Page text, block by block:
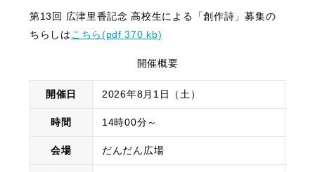
第13回 広津里香記念 高校生による「創作詩」募集の
ちらしはこちら(pdf 370 kb)
開催概要
開催日 2026年8月1日（土）
時間 14時00分～
会場 だんだん広場